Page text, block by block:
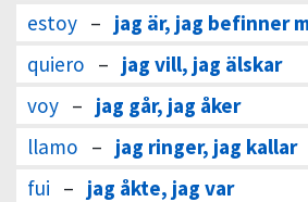
estoy – jag är, jag befinner
quiero – jag vill, jag älskar
voy – jag går, jag åker
llamo – jag ringer, jag kallar
fui – jag åkte, jag var